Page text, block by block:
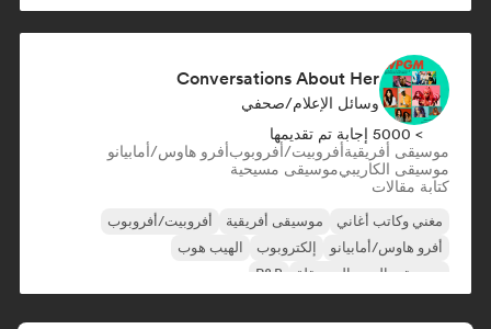
Conversations About Her
وسائل الإعلام/صحفي
> 5000 إجابة تم تقديمها
موسيقى أفريقيةأفروبيت/أفروبوبأفرو هاوس/أمابيانو
موسيقى الكاريبيموسيقى مسيحية
كتابة مقالات
مغني وكاتب أغاني موسيقى أفريقية
أفروبيت/أفروبوب
أفرو هاوس/أمابيانو
إلكتروبوب
الهيب هوب
موسيقى البوب المستقلة
R&B